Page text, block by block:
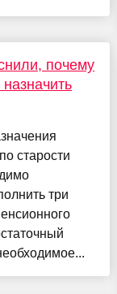
почему
старости
три